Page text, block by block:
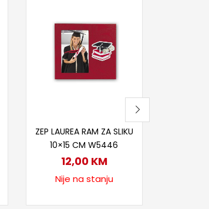
ZEP LAUREA RAM ZA SLIKU
10×15 CM W5446
12,00 KM
Nije na stanju